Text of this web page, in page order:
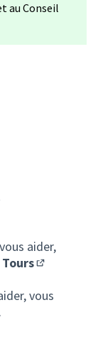
au Conseil
aider,
vous
.